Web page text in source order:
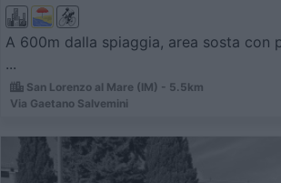
A 600m dalla spiaggia, area sosta con
...
San Lorenzo al Mare (IM) - 5.5km
Via Gaetano Salvemini